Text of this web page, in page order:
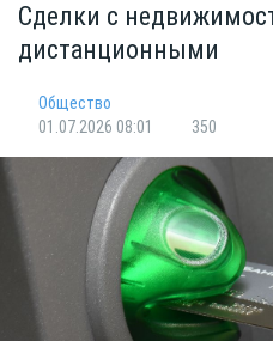
Сделки с
дистанционными
Общество
01.07.2026 08:01
350